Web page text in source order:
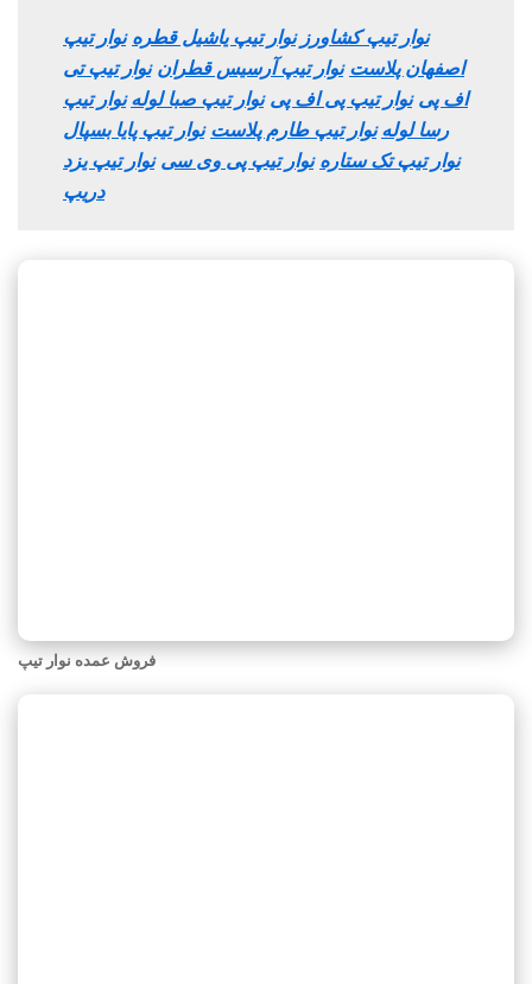
نوار تیپ کشاورز نوار تیپ یاشیل قطره نوار تیپ
اصفهان پلاست نوار تیپ آرسیس قطران نوار تیپ تی
اف پی نوار تیپ پی اف پی نوار تیپ صبا لوله نوار تیپ
رسا لوله نوار تیپ طارم پلاست نوار تیپ پایا بسپال
نوار تیپ تک ستاره نوار تیپ پی وی سی نوار تیپ یزد
دریپ
فروش عمده نوار تیپ